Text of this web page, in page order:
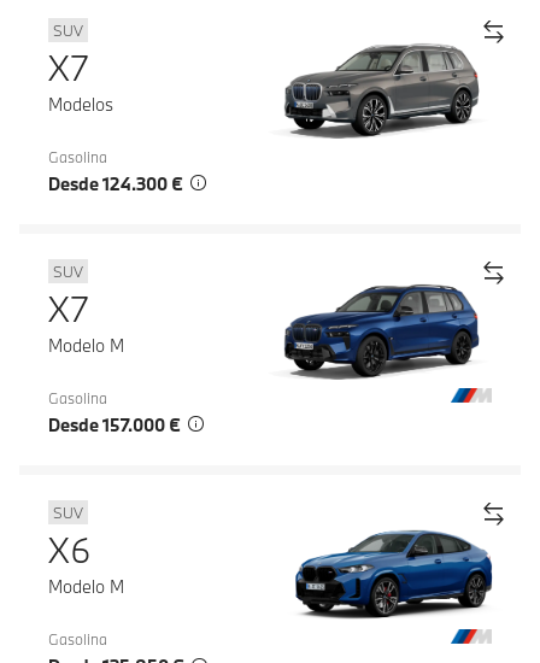
SUV
X7
Modelos
Gasolina
Desde 124.300 €
SUV
X7
Modelo M
Gasolina
Desde 157.000 €
SUV
X6
Modelo M
Gasolina